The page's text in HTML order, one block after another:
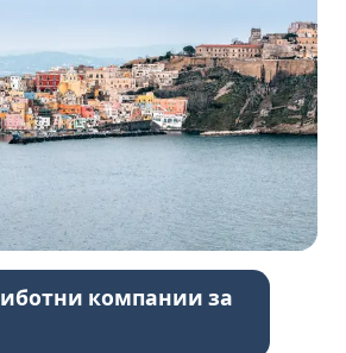
компании за